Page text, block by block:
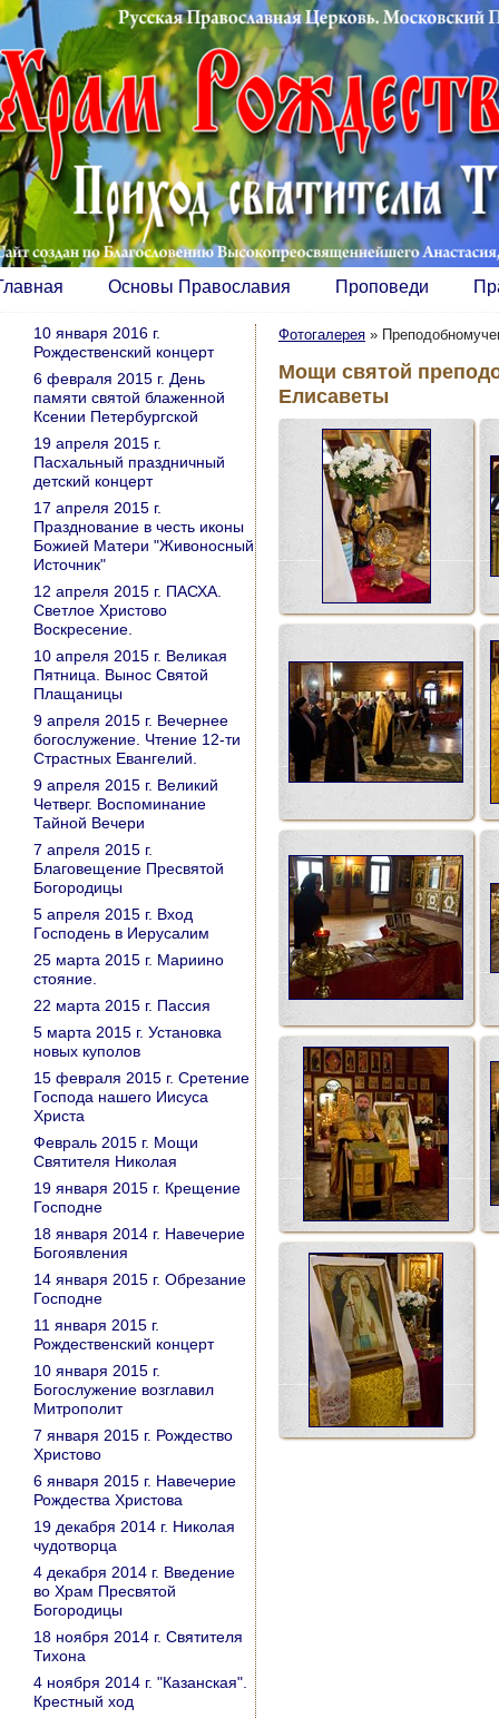
Основы Православия Проповеди
Фотогалерея »
Мощи святой
Елисаветы
10 января 2016 г.
Рождественский концерт
6 февраля 2015 г. День
памяти святой блаженной
Ксении Петербургской
19 апреля 2015 г.
Пасхальный праздничный
детский концерт
17 апреля 2015 г.
Празднование в честь иконы
Божией Матери "Живоносный
Источник"
12 апреля 2015 г. ПАСХА.
Светлое Христово
Воскресение.
10 апреля 2015 г. Великая
Пятница. Вынос Святой
Плащаницы
9 апреля 2015 г. Вечернее
богослужение. Чтение 12-ти
Страстных Евангелий.
9 апреля 2015 г. Великий
Четверг. Воспоминание
Тайной Вечери
7 апреля 2015 г.
Благовещение Пресвятой
Богородицы
5 апреля 2015 г. Вход
Господень в Иерусалим
25 марта 2015 г. Мариино
стояние.
22 марта 2015 г. Пассия
5 марта 2015 г. Установка
новых куполов
15 февраля 2015 г. Сретение
Господа нашего Иисуса
Христа
Февраль 2015 г. Мощи
Святителя Николая
19 января 2015 г. Крещение
Господне
18 января 2014 г. Навечерие
Богоявления
14 января 2015 г. Обрезание
Господне
11 января 2015 г.
Рождественский концерт
10 января 2015 г.
Богослужение возглавил
Митрополит
7 января 2015 г. Рождество
Христово
6 января 2015 г. Навечерие
Рождества Христова
19 декабря 2014 г. Николая
чудотворца
4 декабря 2014 г. Введение
во Храм Пресвятой
Богородицы
18 ноября 2014 г. Святителя
Тихона
4 ноября 2014 г. "Казанская".
Крестный ход